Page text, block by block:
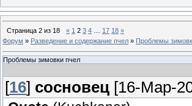
Страница 2 из 18 « 1 2 3 4 17 18 »
Форум » Разведение и содержание пчел » Проблемы
Проблемы зимовки пчел
[16] сосновец [16-Мар-